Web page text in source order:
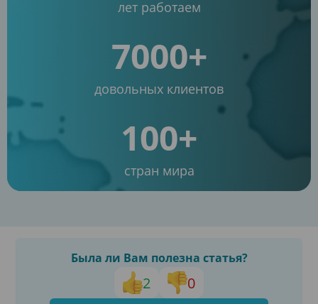
лет работаем
7000+
довольных клиентов
100+
стран мира
Была ли Вам полезна статья?
2 0